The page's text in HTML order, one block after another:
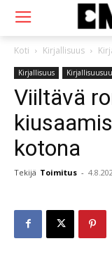
Koti Kirjallisuus
Kirjallisuus
Viiltävä
kotona
Tekijä Toimitus -